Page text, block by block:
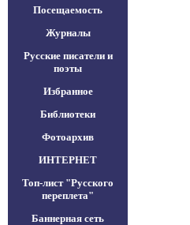
Посещаемость
Журналы
Русские писатели и
поэты
Избранное
Библиотеки
Фотоархив
ИНТЕРНЕТ
Топ-лист "Русского
переплета"
Баннерная сеть